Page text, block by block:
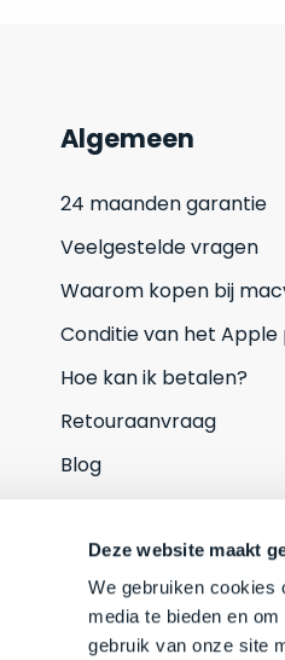
Deze website maakt
We gebruiken cookies
media te bieden en
gebruik van onze site
Algemeen
24 maanden garantie
Veelgestelde vragen
Waarom kopen bij
Conditie van het
Hoe kan ik betalen?
Retouraanvraag
Blog